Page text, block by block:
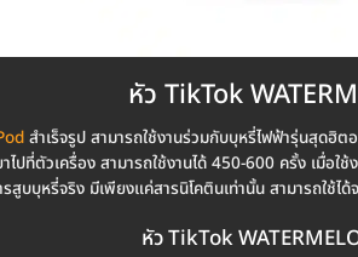
หัว TikTok
สำเร็จรูป สามารถใช้งานร่วมกับบุหรี่ไฟฟ้ารุ่นสุด
ปที่ตัวเครื่อง สามารถใช้งานได้ 450-600 ครั้ง เมื่อ
สูบบุหรี่จริง มีเพียงแค่สารนิโคตินเท่านั้น สามารถใช้
หัว TikTok